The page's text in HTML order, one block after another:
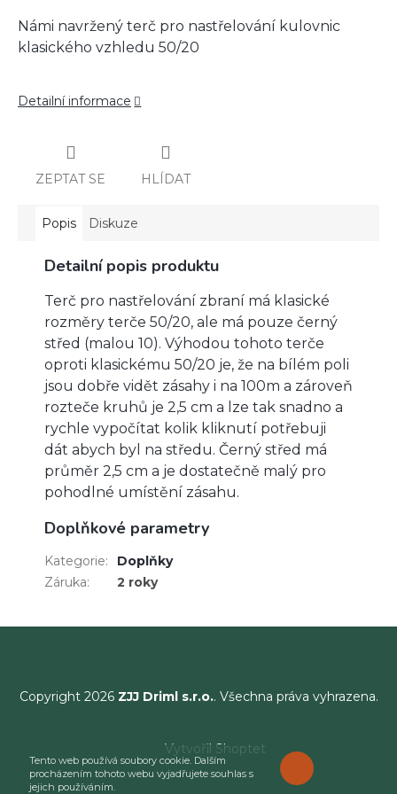
Tento web používá soubory cookie. Dalším
procházením tohoto webu vyjadřujete souhlas s
jejich používáním.
ROZUMÍM
Námi navržený terč pro nastřelování kulovnic
klasického vzhledu 50/20
Detailní informace
ZEPTAT SE HLÍDAT
Popis Diskuze
Detailní popis produktu
Terč pro nastřelování zbraní má klasické
rozměry terče 50/20, ale má pouze černý
střed (malou 10). Výhodou tohoto terče
oproti klasickému 50/20 je, že na bílém poli
jsou dobře vidět zásahy i na 100m a zároveň
rozteče kruhů je 2,5 cm a lze tak snadno a
rychle vypočítat kolik kliknutí potřebuji
dát abych byl na středu. Černý střed má
průměr 2,5 cm a je dostatečně malý pro
pohodlné umístění zásahu.
Doplňkové parametry
Kategorie:
Doplňky
Záruka: 2 roky
Copyright 2026 ZJJ Driml s.r.o.. Všechna práva vyhrazena.
Vytvořil Shoptet